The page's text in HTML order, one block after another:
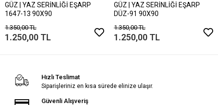
GÜZ | YAZ SERİNLİĞİ EŞARP
1647-13 90X90
1.350,00 TL
1.250,00 TL
GÜZ | YAZ SERİNLİĞİ EŞARP
DÜZ-91 90X90
1.350,00 TL
1.250,00 TL
Hızlı Teslimat
Siparişleriniz en kısa sürede elinize ulaşır.
Güvenli Alışveriş